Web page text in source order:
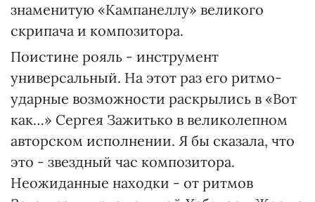
знаменитую «Кампанеллу» великого
скрипача и композитора.
Поистине рояль - инструмент
универсальный. На этот раз его ритмо-
ударные возможности раскрылись в «Вот
как…» Сергея Зажитько в великолепном
авторском исполнении. Я бы сказала, что
это - звездный час композитора.
Неожиданные находки - от ритмов